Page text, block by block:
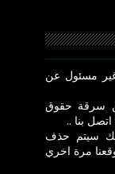
مسئول عن
سرقة حقوق
اتصل بنا ..
سيتم حذف
مرة اخري